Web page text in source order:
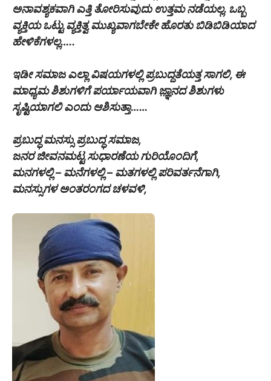
ಅನಾವಶ್ಯಕವಾಗಿ ಎತ್ತಿ ತೋರಿಸುವುದು ಉತ್ತಮ ನಡೆಯಲ್ಲ. ಒಬ್ಬ
ವ್ಯಕ್ತಿಯ ಒಟ್ಟು ವ್ಯಕ್ತಿತ್ವ ಮುಖ್ಯವಾಗಬೇಕೇ ಹೊರತು ಬಿಡಿಬಿಡಿಯಾದ
ಹೇಳಿಕೆಗಳಲ್ಲ…..
ಇಡೀ ಸಮಾಜ ಎಲ್ಲಾ ವಿಷಯಗಳಲ್ಲಿ ಪ್ರಬುದ್ದತೆಯತ್ತ ಸಾಗಲಿ, ಈ
ಮಾಧ್ಯಮ ಶಿಶುಗಳಿಗೆ ಪರ್ಯಾಯವಾಗಿ ಜ಼್ಞಾನದ ಶಿಶುಗಳು
ಸೃಷ್ಟಿಯಾಗಲಿ ಎಂದು ಆಶಿಸುತ್ತಾ……
ಪ್ರಬುದ್ಧ ಮನಸ್ಸು ಪ್ರಬುದ್ಧ ಸಮಾಜ,
ಜನರ ಜೀವನಮಟ್ಟ ಸುಧಾರಣೆಯ ಗುರಿಯೊಂದಿಗೆ,
ಮನಗಳಲ್ಲಿ – ಮನೆಗಳಲ್ಲಿ – ಮತಗಳಲ್ಲಿ ಪರಿವರ್ತನೆಗಾಗಿ,
ಮನಸ್ಸುಗಳ ಅಂತರಂಗದ ಚಳವಳಿ,